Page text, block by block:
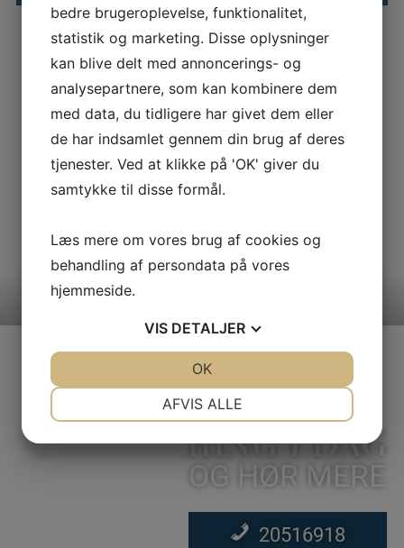
Skræddersyet løsning
Kurserne kan også tilbydes som lukkede
virksomhedstilpassede forløb. I den forbindelse bliver det
muligt at kombinere de enkelte kursuselementer på tværs og
målrette forløbet den enkelte virksomhedsbehov.
Herudover kan man med fordel sætte fokus på løsning af
20516918
RING I DAG
OG HØR MERE
20516918
bedre brugeroplevelse, funktionalitet,
statistik og marketing. Disse oplysninger
kan blive delt med annoncerings- og
analysepartnere, som kan kombinere dem
med data, du tidligere har givet dem eller
de har indsamlet gennem din brug af deres
tjenester. Ved at klikke på 'OK' giver du
samtykke til disse formål.
Læs mere om vores brug af cookies og
behandling af persondata på vores
hjemmeside.
VIS DETALJER
STATISTIK
AFVIS ALLE
OK